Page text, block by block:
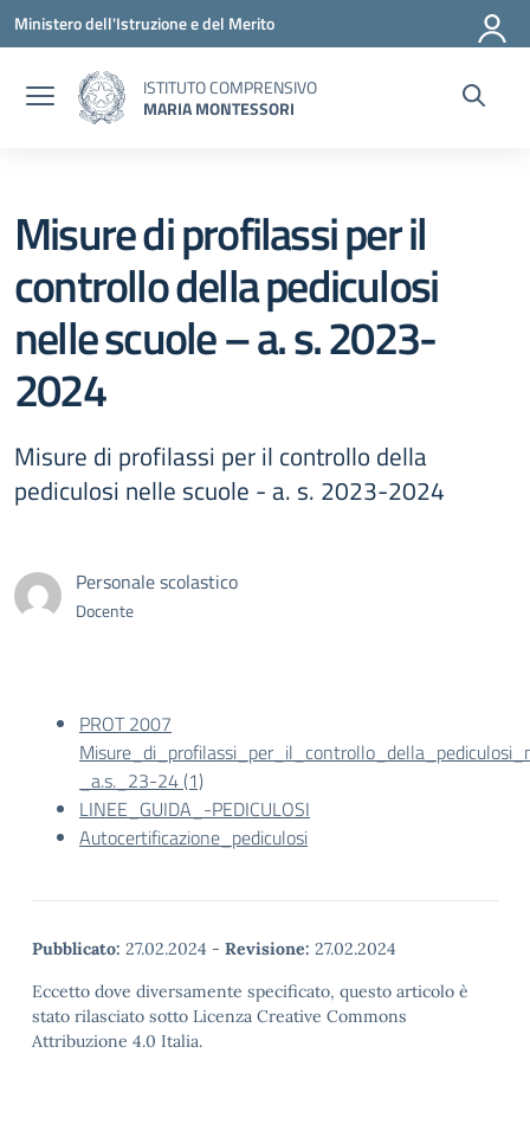
Vai ai contenuti
Vai al menu di navigazione
Vai al footer
Ministero dell'Istruzione e del Merito
ISTITUTO COMPRENSIVO
MARIA MONTESSORI
Misure di profilassi per il
controllo della pediculosi
nelle scuole – a. s. 2023-
2024
Misure di profilassi per il controllo della
pediculosi nelle scuole - a. s. 2023-2024
Personale scolastico
Docente
PROT 2007
_a.s._23-24 (1)
LINEE_GUIDA_-PEDICULOSI
Autocertificazione_pediculosi
Pubblicato: 27.02.2024 - Revisione: 27.02.2024
Eccetto dove diversamente specificato, questo articolo è
stato rilasciato sotto Licenza Creative Commons
Attribuzione 4.0 Italia.